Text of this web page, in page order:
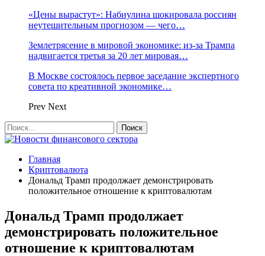
«Цены вырастут»: Набиулина шокировала россиян
неутешительным прогнозом — чего…
Землетрясение в мировой экономике: из-за Трампа
надвигается третья за 20 лет мировая…
В Москве состоялось первое заседание экспертного
совета по креативной экономике…
Prev Next
Главная
Криптовалюта
Дональд Трамп продолжает демонстрировать
положительное отношение к криптовалютам
Дональд Трамп продолжает
демонстрировать положительное
отношение к криптовалютам